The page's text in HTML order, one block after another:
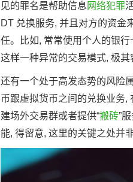
见的罪名是帮助信息 网络犯罪
DT 兑换服务, 并且对方的资金
任。比如, 常常使用个人的银
这样一种异常的交易模式, 极其
还有一个处于高发态势的风险
币跟虚拟货币之间的兑换业务,
建场外交易群或者提供“搬砖”
能, 得留意, 这里的关键之处并